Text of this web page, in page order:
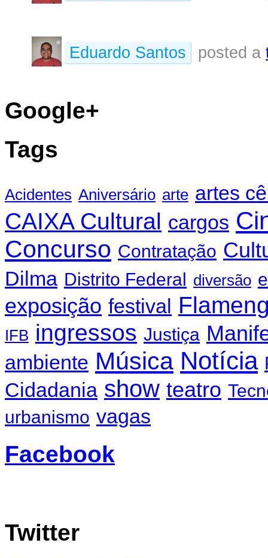
Eduardo Santos posted a
Google+
Tags
Acidentes Aniversário arte artes
CAIXA Cultural cargos
Concurso Contratação
Dilma Distrito Federal diversão
exposição festival
IFB ingressos Justiça
ambiente Música Notícia
Cidadania show teatro
urbanismo vagas
Facebook
Twitter